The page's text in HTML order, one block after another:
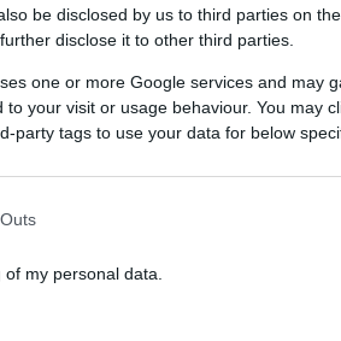
be disclosed by us to third parties on the
disclose it to other third parties.
one or more Google services and may
your visit or usage behaviour. You may
party tags to use your data for below
my personal data.
κροτίδας στο χέρι του Άρη
φώναζε ο άνδρας
– Κάναμε όνειρα, ήθελε